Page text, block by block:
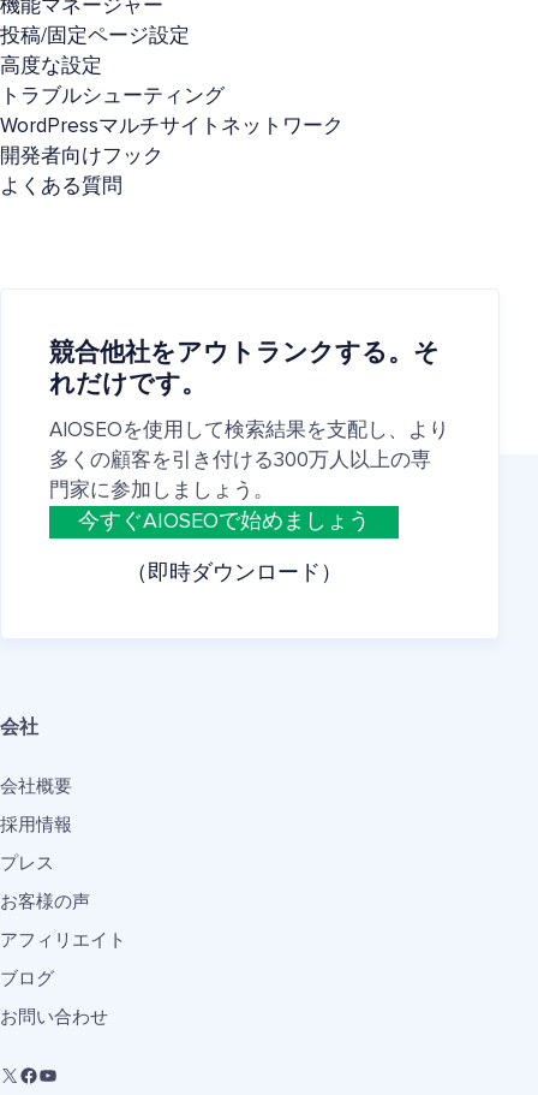
機能マネージャー
投稿/固定ページ設定
高度な設定
トラブルシューティング
WordPressマルチサイトネットワーク
開発者向けフック
よくある質問
競合他社をアウトランクする。そ
れだけです。
AIOSEOを使用して検索結果を支配し、より
多くの顧客を引き付ける300万人以上の専
門家に参加しましょう。
今すぐAIOSEOで始めましょう
（即時ダウンロード）
会社
会社概要
採用情報
プレス
お客様の声
アフィリエイト
ブログ
お問い合わせ